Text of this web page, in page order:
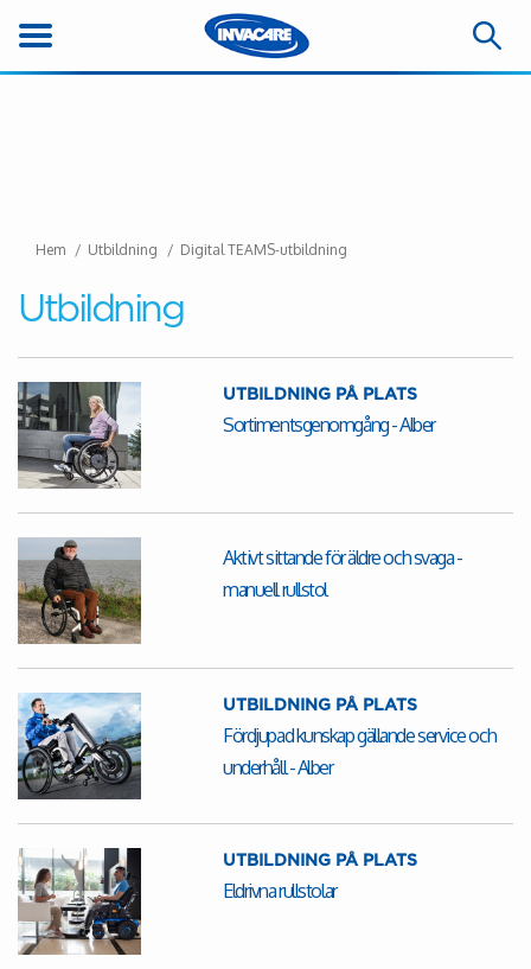
Hem Utbildning Digital TEAMS-utbildning
Utbildning
UTBILDNING PÅ PLATS
Sortimentsgenomgång - Alber
Aktivt sittande för äldre och svaga -
manuell rullstol
UTBILDNING PÅ PLATS
Fördjupad kunskap gällande service och
underhåll - Alber
UTBILDNING PÅ PLATS
Eldrivna rullstolar